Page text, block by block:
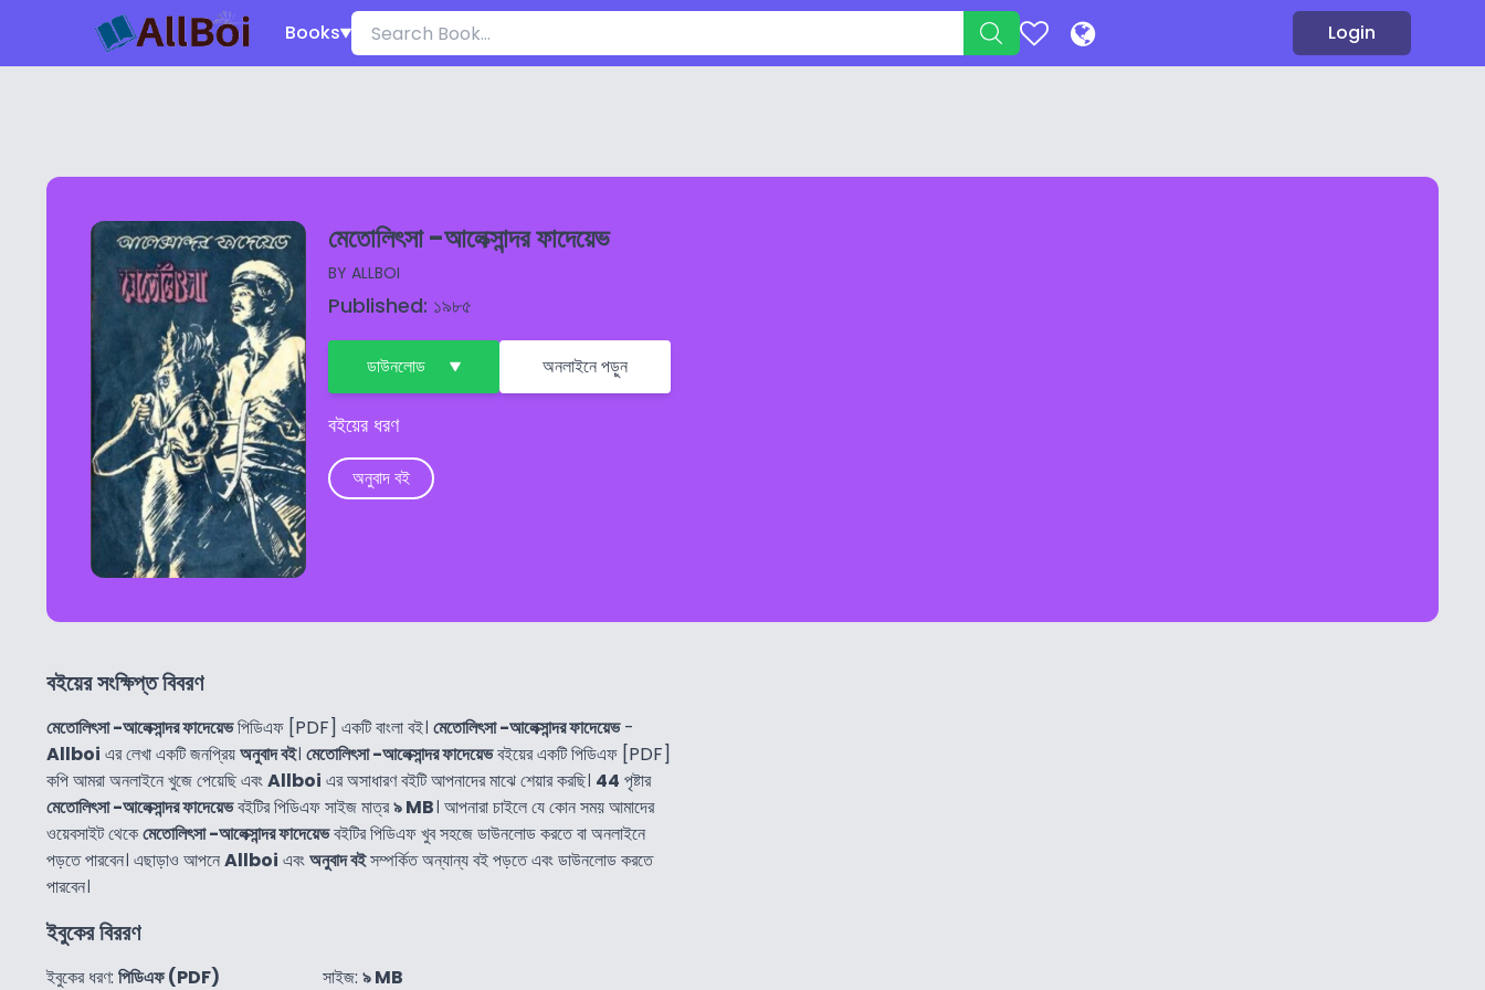
Books Login
মেতোলিৎসা -আলেক্সান্দর ফাদেয়েভ
BY ALLBOI
Published: ১৯৮৫
ডাউনলোড অনলাইনে পড়ুন
বইয়ের ধরণ
অনুবাদ বই
বইয়ের সংক্ষিপ্ত বিবরণ
মেতোলিৎসা -আলেক্সান্দর ফাদেয়েভপিডিএফ [PDF] একটি বাংলা বই। মেতোলিৎসা -আলেক্সান্দর ফাদেয়েভ-
Allboi এর লেখা একটি জনপ্রিয়অনুবাদ বই। মেতোলিৎসা -আলেক্সান্দর ফাদেয়েভবইয়ের একটি পিডিএফ [PDF]
কপি আমরা অনলাইনে খুজে পেয়েছি এবংAllboi এর অসাধারণ বইটি আপনাদের মাঝে শেয়ার করছি। 44 পৃষ্টার
মেতোলিৎসা -আলেক্সান্দর ফাদেয়েভবইটির পিডিএফ সাইজ মাত্র৯ MB। আপনারা চাইলে যে কোন সময় আমাদের
ওয়েবসাইট থেকেমেতোলিৎসা -আলেক্সান্দর ফাদেয়েভবইটির পিডিএফ খুব সহজে ডাউনলোড করতে বা অনলাইনে
পড়তে পারবেন। এছাড়াও আপনেAllboi এবংঅনুবাদ বইসম্পর্কিত অন্যান্য বই পড়তে এবং ডাউনলোড করতে
পারবেন।
ইবুকের বিররণ
ইবুকের ধরণ: পিডিএফ (PDF)
সাইজ: ৯ MB